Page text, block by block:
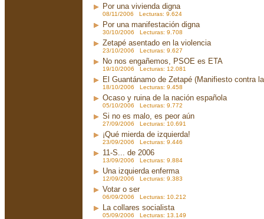
Por una vivienda digna
08/11/2006 Lecturas: 9.624
Por una manifestación digna
30/10/2006 Lecturas: 9.708
Zetapé asentado en la violencia
23/10/2006 Lecturas: 9.627
No nos engañemos, PSOE es ETA
19/10/2006 Lecturas: 12.081
El Guantánamo de Zetapé (Manifiesto contra
18/10/2006 Lecturas: 9.458
Ocaso y ruina de la nación española
05/10/2006 Lecturas: 9.772
Si no es malo, es peor aún
27/09/2006 Lecturas: 10.691
¡Qué mierda de izquierda!
23/09/2006 Lecturas: 9.446
11-S... de 2006
13/09/2006 Lecturas: 9.884
Una izquierda enferma
12/09/2006 Lecturas: 9.383
Votar o ser
06/09/2006 Lecturas: 10.212
La collares socialista
05/09/2006 Lecturas: 13.149